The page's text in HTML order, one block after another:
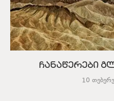
ჩანაწერები
10